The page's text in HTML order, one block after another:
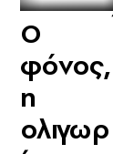
Ο
φόνος,
η
ολιγωρ